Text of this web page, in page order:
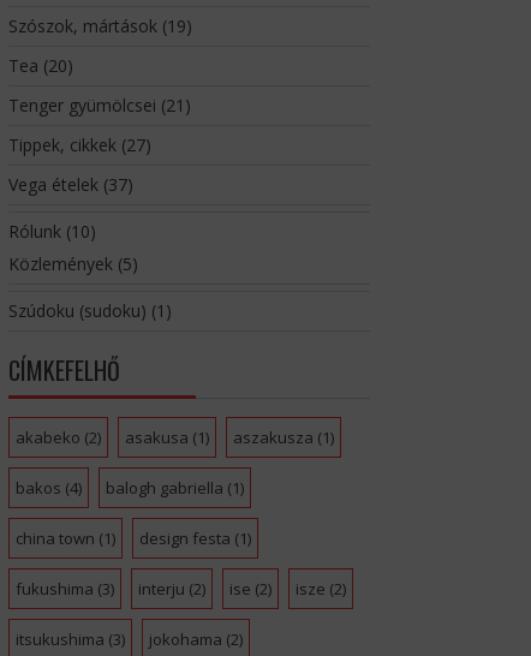
Szószok, mártások(19)
Tea (20)
Tenger gyümölcsei (21)
Tippek, cikkek(27)
Vega ételek(37)
Rólunk(10)
Közlemények(5)
Szúdoku (sudoku) (1)
CÍMKEFELHŐ
akabeko (2) asakusa (1) aszakusza (1)
bakos (4) balogh gabriella (1)
china town (1) design festa (1)
fukushima (3) interju (2) ise (2) isze (2)
itsukushima (3) jokohama (2)